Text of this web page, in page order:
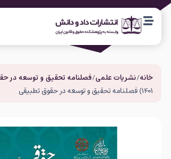
خانه/نشریات علمی/فصلنامه تحقیق و توسعه در
1401) فصلنامه تحقیق و توسعه در حقوق تطبیقی